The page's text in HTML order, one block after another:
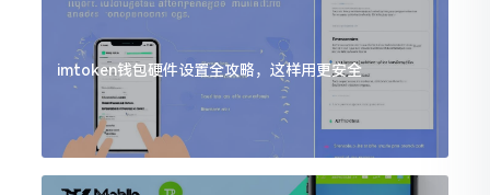
imtoken钱包硬件设置全攻略，这样用更安全